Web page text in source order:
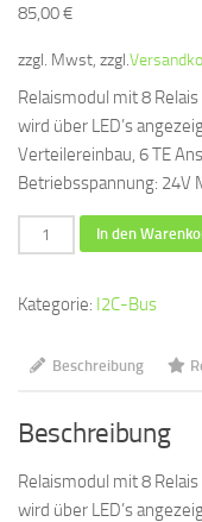
85,00€
zzgl. Mwst, zzgl.
Relaismodul mit 8
wird über LED’s
Verteilereinbau, 6 TE
Betriebsspannung: 24V
IO-
8xAus
Relais
Menge
In den
Kategorie: I2C-Bus
Beschreibung
Beschreibung
Relaismodul mit 8
wird über LED’s